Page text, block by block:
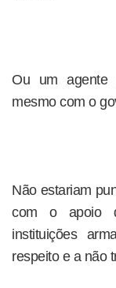
Ou um agente
mesmo com o
Não estariam
com o apoio
instituições
respeito e a não